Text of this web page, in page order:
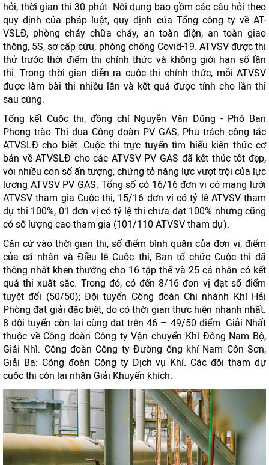
hỏi, thời gian thi 30 phút. Nội dung bao gồm các câu hỏi theo
quy định của pháp luật, quy định của Tổng công ty về AT-
VSLĐ, phòng cháy chữa cháy, an toàn điện, an toàn giao
thông, 5S, sơ cấp cứu, phòng chống Covid-19. ATVSV được thi
thử trước thời điểm thi chính thức và không giới hạn số lần
thi. Trong thời gian diễn ra cuộc thi chính thức, mỗi ATVSV
được làm bài thi nhiều lần và kết quả được tính cho lần thi
sau cùng.
Tổng kết Cuộc thi, đồng chí Nguyễn Văn Dũng - Phó Ban
Phong trào Thi đua Công đoàn PV GAS, Phụ trách công tác
ATVSLĐ cho biết: Cuộc thi trực tuyến tìm hiểu kiến thức cơ
bản về ATVSLĐ cho các ATVSV PV GAS đã kết thúc tốt đẹp,
với nhiều con số ấn tượng, chứng tỏ năng lực vượt trội của lực
lượng ATVSV PV GAS. Tổng số có 16/16 đơn vị có mạng lưới
ATVSV tham gia Cuộc thi, 15/16 đơn vị có tỷ lệ ATVSV tham
dự thi 100%, 01 đơn vị có tỷ lệ thi chưa đạt 100% nhưng cũng
có số lượng cao tham gia (101/110 ATVSV tham dự).
Căn cứ vào thời gian thi, số điểm bình quân của đơn vị, điểm
của cá nhân và Điều lệ Cuộc thi, Ban tổ chức Cuộc thi đã
thống nhất khen thưởng cho 16 tập thể và 25 cá nhân có kết
quả thi xuất sắc. Trong đó, có đến 8/16 đơn vị đạt số điểm
tuyệt đối (50/50); Đội tuyển Công đoàn Chi nhánh Khí Hải
Phòng đạt giải đặc biệt, do có thời gian thực hiện nhanh nhất.
8 đội tuyển còn lại cũng đạt trên 46 – 49/50 điểm. Giải Nhất
thuộc về Công đoàn Công ty Vận chuyển Khí Đông Nam Bộ;
Giải Nhì: Công đoàn Công ty Đường ống khí Nam Côn Sơn;
Giải Ba: Công đoàn Công ty Dịch vụ Khí. Các đội tham dự
cuộc thi còn lại nhận Giải Khuyến khích.